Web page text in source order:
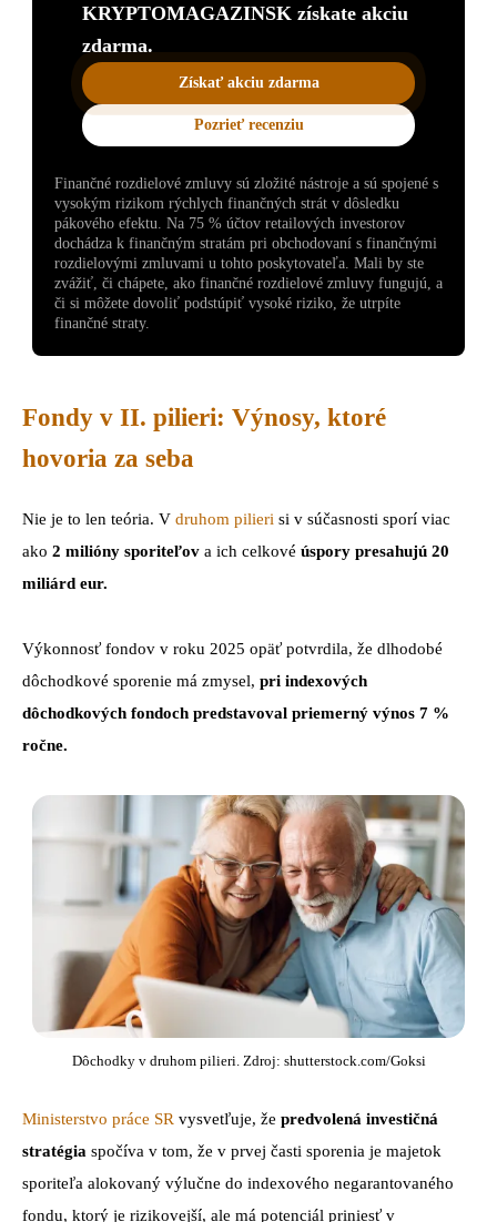
KRYPTOMAGAZINSK získate akciu
zdarma.
Získať akciu zdarma
Pozrieť recenziu
Finančné rozdielové zmluvy sú zložité nástroje a sú spojené s
vysokým rizikom rýchlych finančných strát v dôsledku
pákového efektu. Na 75 % účtov retailových investorov
dochádza k finančným stratám pri obchodovaní s finančnými
rozdielovými zmluvami u tohto poskytovateľa. Mali by ste
zvážiť, či chápete, ako finančné rozdielové zmluvy fungujú, a
či si môžete dovoliť podstúpiť vysoké riziko, že utrpíte
finančné straty.
Fondy v II. pilieri: Výnosy, ktoré
hovoria za seba
Nie je to len teória. V druhom pilieri si v súčasnosti sporí viac
ako 2 milióny sporiteľov a ich celkové úspory presahujú 20
miliárd eur.
Výkonnosť fondov v roku 2025 opäť potvrdila, že dlhodobé
dôchodkové sporenie má zmysel, pri indexových
dôchodkových fondoch predstavoval priemerný výnos 7 %
ročne.
Dôchodky v druhom pilieri. Zdroj: shutterstock.com/Goksi
Ministerstvo práce SR vysvetľuje, že predvolená investičná
stratégia spočíva v tom, že v prvej časti sporenia je majetok
sporiteľa alokovaný výlučne do indexového negarantovaného
fondu, ktorý je rizikovejší, ale má potenciál priniesť v